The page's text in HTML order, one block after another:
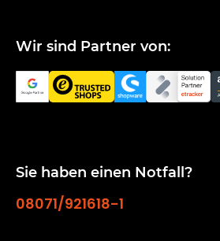
Wir sind Partner von:
Sie haben einen Notfall?
08071/921618-1